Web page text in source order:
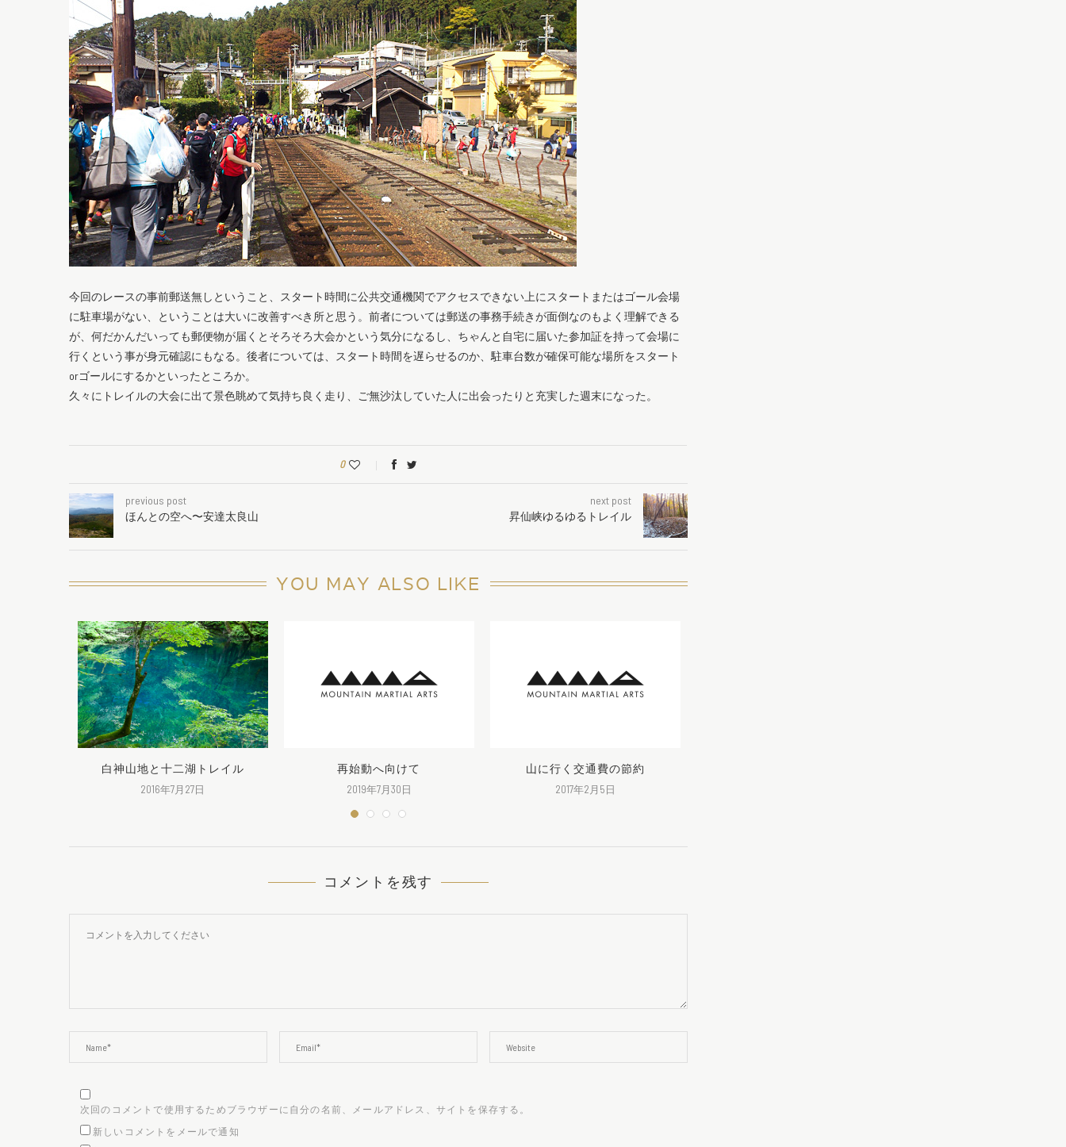
今回のレースの事前郵送無しということ、スタート時間に公共交通機関でアクセスできない上にスタートまたはゴール会場
に駐車場がない、ということは大いに改善すべき所と思う。前者については郵送の事務手続きが面倒なのもよく理解できる
が、何だかんだいっても郵便物が届くとそろそろ大会かという気分になるし、ちゃんと自宅に届いた参加証を持って会場に
行くという事が身元確認にもなる。後者については、スタート時間を遅らせるのか、駐車台数が確保可能な場所をスタート
orゴールにするかといったところか。
久々にトレイルの大会に出て景色眺めて気持ち良く走り、ご無沙汰していた人に出会ったりと充実した週末になった。
0
previous post
ほんとの空へ〜安達太良山
next post
昇仙峡ゆるゆるトレイル
YOU MAY ALSO LIKE
白神山地と十二湖トレイル
2016年7月27日
再始動へ向けて
2019年7月30日
山に行く交通費の節約
2017年2月5日
コメントを残す
次回のコメントで使用するためブラウザーに自分の名前、メールアドレス、サイトを保存する。
新しいコメントをメールで通知